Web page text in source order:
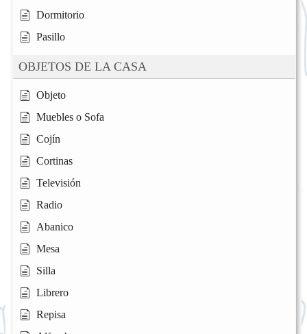
Dormitorio
Pasillo
OBJETOS DE LA CASA
Objeto
Muebles o Sofa
Cojín
Cortinas
Televisión
Radio
Abanico
Mesa
Silla
Librero
Repisa